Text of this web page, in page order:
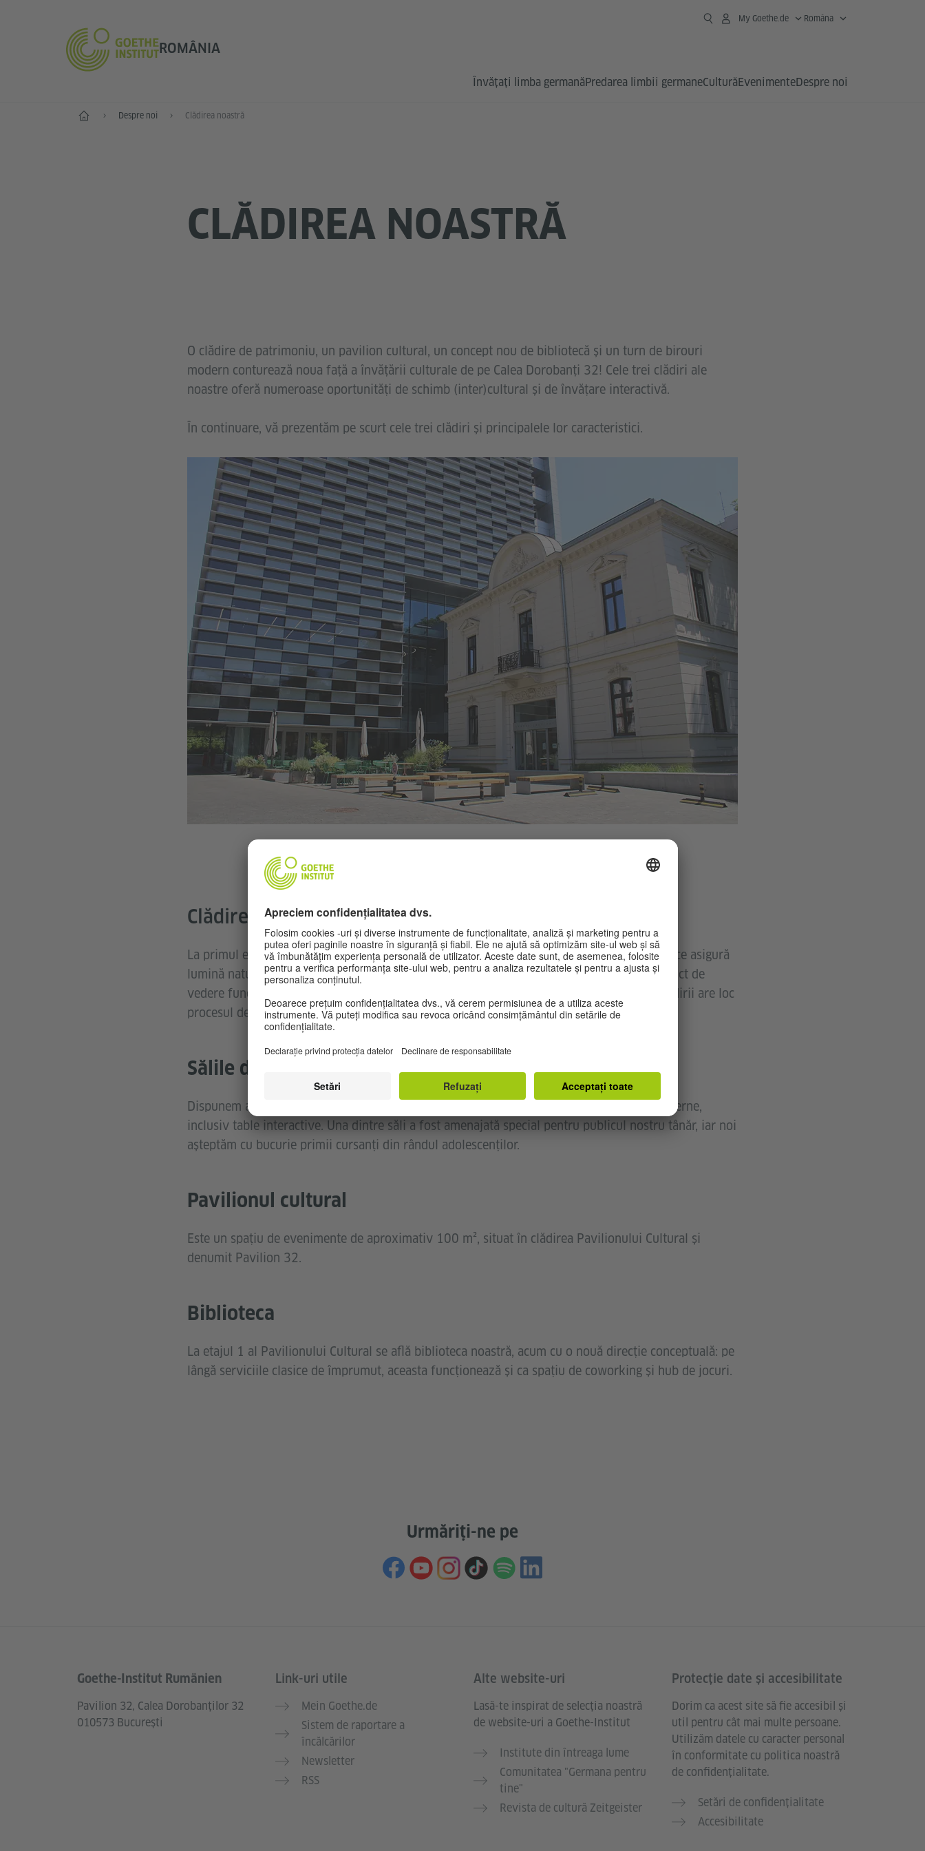
ROMÂNIA
My Goethe.de Româna
Învățați limba germanăPredarea limbii germaneCulturăEvenimenteDespre noi
Start Despre noi Clădirea noastră
CLĂDIREA NOASTRĂ
O clădire de patrimoniu, un pavilion cultural, un concept nou de bibliotecă și un turn de birouri
modern conturează noua față a învățării culturale de pe Calea Dorobanți 32! Cele trei clădiri ale
noastre oferă numeroase oportunități de schimb (inter)cultural și de învățare interactivă.
În continuare, vă prezentăm pe scurt cele trei clădiri și principalele lor caracteristici.
Clădirea de birouri
La primul etaj al clădirii se află șase săli de clasă spațioase și luminoase, cu fațade vitrate ce asigură
lumină naturală, precum și zone de lounge pentru relaxare înainte și după cursuri. Din punct de
vedere funcțional, acest etaj reunește toate spațiile dedicate cursanților, iar la parterul clădirii are loc
procesul de înscriere.
Sălile de curs
Dispunem acum de șase săli de clasă mari și prietenoase, dotate cu echipamente ultramoderne,
inclusiv table interactive. Una dintre săli a fost amenajată special pentru publicul nostru tânăr, iar noi
așteptăm cu bucurie primii cursanți din rândul adolescenților.
Pavilionul cultural
Este un spațiu de evenimente de aproximativ 100 m², situat în clădirea Pavilionului Cultural și
denumit Pavilion 32.
Biblioteca
La etajul 1 al Pavilionului Cultural se află biblioteca noastră, acum cu o nouă direcție conceptuală: pe
lângă serviciile clasice de împrumut, aceasta funcționează și ca spațiu de coworking și hub de jocuri.
Urmăriți-ne pe
Service- und Informationsbereich
Goethe-Institut Rumänien
Pavilion 32, Calea Dorobanților 32
010573 București
Link-uri utile
Mein Goethe.de
Sistem de raportare a
încălcărilor
Newsletter
RSS
Alte website-uri
Lasă-te inspirat de selecția noastră
de website-uri a Goethe-Institut
Institute din întreaga lume
Comunitatea "Germana pentru
tine"
Revista de cultură Zeitgeister
Protecție date și accesibilitate
Dorim ca acest site să fie accesibil și
util pentru cât mai multe persoane.
Utilizăm datele cu caracter personal
în conformitate cu politica noastră
de confidențialitate.
Setări de confidențialitate
Accesibilitate